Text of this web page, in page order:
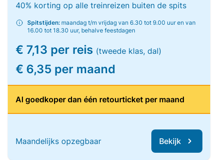
40% korting op alle treinreizen buiten de spits
Spitstijden: maandag t/m vrijdag van 6.30 tot 9.00 uur en van
16.00 tot 18.30 uur, behalve feestdagen
€ 7,13 per reis (tweede klas, dal)
€ 6,35 per maand
Al goedkoper dan één retourticket per maand
Maandelijks opzegbaar Bekijk